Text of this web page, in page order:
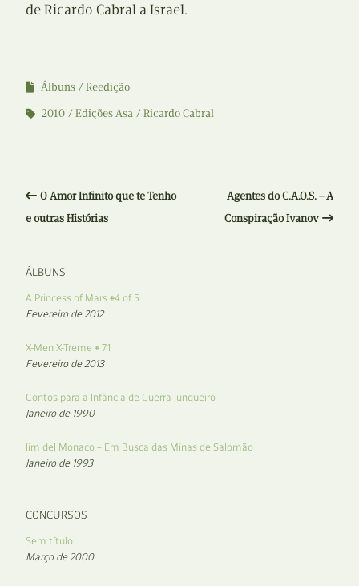
de Ricardo Cabral a Israel.
Álbuns
Reedição
2010
Edições Asa Ricardo Cabral
O Amor Infinito que te Tenho
e outras Histórias
Agentes do C.A.O.S. – A
Conspiração Ivanov
ÁLBUNS
A Princess of Mars #4 of 5
Fevereiro de 2012
X-Men X-Treme # 7.1
Fevereiro de 2013
Contos para a Infância de Guerra Junqueiro
Janeiro de 1990
Jim del Monaco – Em Busca das Minas de Salomão
Janeiro de 1993
CONCURSOS
Sem título
Março de 2000